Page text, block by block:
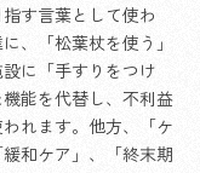
す言葉として使わ
、「松葉杖を使う」
に「手すりをつけ
能を代替し、不利益
れます。他方、「ケ
和ケア」、「終末期